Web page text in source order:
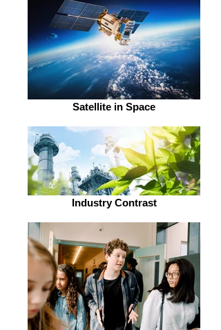
Satellite in Space
Industry Contrast